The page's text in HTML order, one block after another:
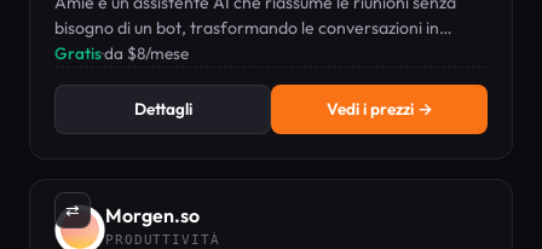
bisogno di un bot, trasformando le conversazioni in
attività da svolgere, con calendario e gestione delle
Gratis·da $8/mese
Dettagli Vedi i prezzi →
⇄ Morgen.so
PRODUTTIVITÀ